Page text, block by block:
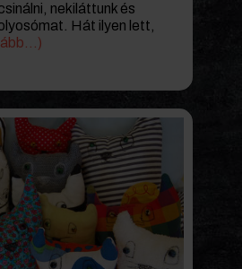
nekiláttunk és
Hát ilyen lett,